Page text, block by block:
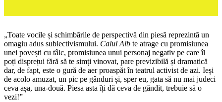
„Toate vocile și schimbările de perspectivă din piesă reprezintă un
omagiu adus subiectivismului. Calul Alb te atrage cu promisiunea
unei povești cu tâlc, promisiunea unui personaj negativ pe care îl
poți disprețui fără să te simți vinovat, pare previzibilă și dramatică
dar, de fapt, este o gură de aer proaspăt în teatrul activist de azi. Ieși
de acolo amuzat, un pic pe gânduri și, sper eu, gata să nu mai judeci
ceva așa, una-două. Piesa asta îți dă ceva de gândit, trebuie să o
vezi!”